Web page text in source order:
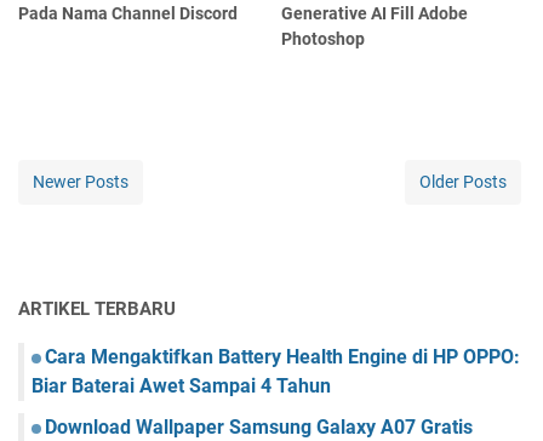
Pada Nama Channel Discord
Generative AI Fill Adobe
Photoshop
Newer Posts Older Posts
ARTIKEL TERBARU
Cara Mengaktifkan Battery Health Engine di HP OPPO:
Biar Baterai Awet Sampai 4 Tahun
Download Wallpaper Samsung Galaxy A07 Gratis